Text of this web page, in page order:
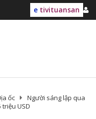
e tivituansan
ốc
Người sáng lập qua
USD